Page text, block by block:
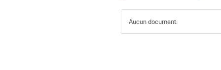
Aucun document.